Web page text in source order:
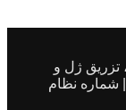
تزریق ژل و
شماره نظام